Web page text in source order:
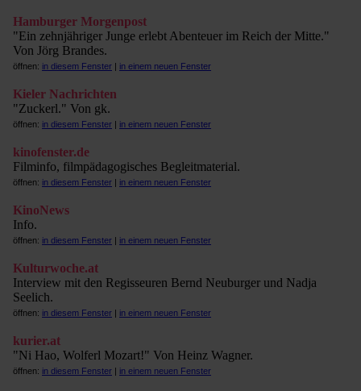
Hamburger Morgenpost
"Ein zehnjähriger Junge erlebt Abenteuer im Reich der Mitte."
Von Jörg Brandes.
öffnen: in diesem Fenster | in einem neuen Fenster
Kieler Nachrichten
"Zuckerl." Von gk.
öffnen: in diesem Fenster | in einem neuen Fenster
kinofenster.de
Filminfo, filmpädagogisches Begleitmaterial.
öffnen: in diesem Fenster | in einem neuen Fenster
KinoNews
Info.
öffnen: in diesem Fenster | in einem neuen Fenster
Kulturwoche.at
Interview mit den Regisseuren Bernd Neuburger und Nadja
Seelich.
öffnen: in diesem Fenster | in einem neuen Fenster
kurier.at
"Ni Hao, Wolferl Mozart!" Von Heinz Wagner.
öffnen: in diesem Fenster | in einem neuen Fenster